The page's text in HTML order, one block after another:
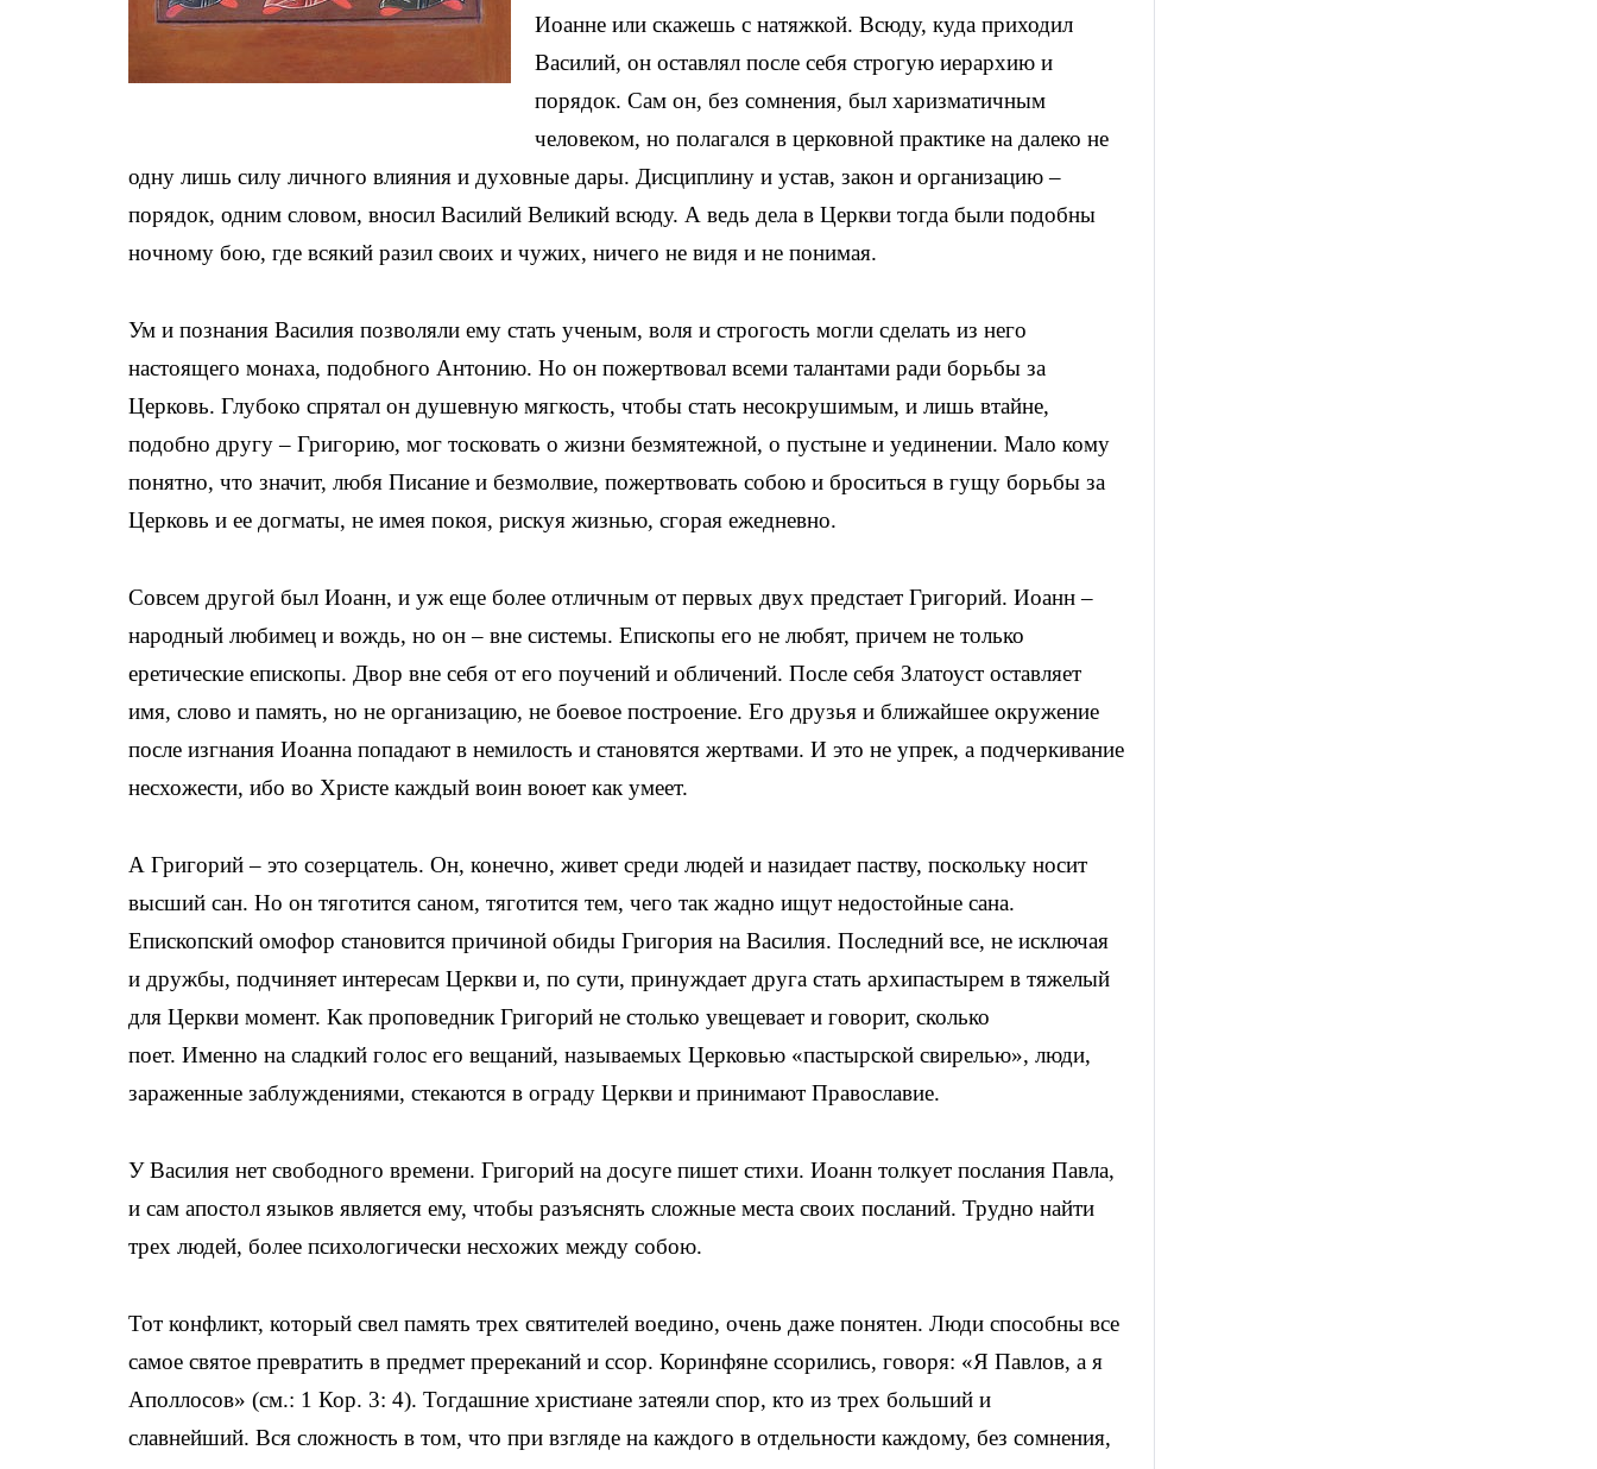
Иоанне или скажешь с натяжкой. Всюду, куда приходил
Василий, он оставлял после себя строгую иерархию и
порядок. Сам он, без сомнения, был харизматичным
человеком, но полагался в церковной практике на далеко не
одну лишь силу личного влияния и духовные дары. Дисциплину и устав, закон и организацию –
порядок, одним словом, вносил Василий Великий всюду. А ведь дела в Церкви тогда были подобны
ночному бою, где всякий разил своих и чужих, ничего не видя и не понимая.
Ум и познания Василия позволяли ему стать ученым, воля и строгость могли сделать из него
настоящего монаха, подобного Антонию. Но он пожертвовал всеми талантами ради борьбы за
Церковь. Глубоко спрятал он душевную мягкость, чтобы стать несокрушимым, и лишь втайне,
подобно другу – Григорию, мог тосковать о жизни безмятежной, о пустыне и уединении. Мало кому
понятно, что значит, любя Писание и безмолвие, пожертвовать собою и броситься в гущу борьбы за
Церковь и ее догматы, не имея покоя, рискуя жизнью, сгорая ежедневно.
Совсем другой был Иоанн, и уж еще более отличным от первых двух предстает Григорий. Иоанн –
народный любимец и вождь, но он – вне системы. Епископы его не любят, причем не только
еретические епископы. Двор вне себя от его поучений и обличений. После себя Златоуст оставляет
имя, слово и память, но не организацию, не боевое построение. Его друзья и ближайшее окружение
после изгнания Иоанна попадают в немилость и становятся жертвами. И это не упрек, а подчеркивание
несхожести, ибо во Христе каждый воин воюет как умеет.
А Григорий – это созерцатель. Он, конечно, живет среди людей и назидает паству, поскольку носит
высший сан. Но он тяготится саном, тяготится тем, чего так жадно ищут недостойные сана.
Епископский омофор становится причиной обиды Григория на Василия. Последний все, не исключая
и дружбы, подчиняет интересам Церкви и, по сути, принуждает друга стать архипастырем в тяжелый
для Церкви момент. Как проповедник Григорий не столько увещевает и говорит, сколько
поет. Именно на сладкий голос его вещаний, называемых Церковью «пастырской свирелью», люди,
зараженные заблуждениями, стекаются в ограду Церкви и принимают Православие.
У Василия нет свободного времени. Григорий на досуге пишет стихи. Иоанн толкует послания Павла,
и сам апостол языков является ему, чтобы разъяснять сложные места своих посланий. Трудно найти
трех людей, более психологически несхожих между собою.
Тот конфликт, который свел память трех святителей воедино, очень даже понятен. Люди способны все
самое святое превратить в предмет пререканий и ссор. Коринфяне ссорились, говоря: «Я Павлов, а я
Аполлосов» (см.: 1 Кор. 3: 4). Тогдашние христиане затеяли спор, кто из трех больший и
славнейший. Вся сложность в том, что при взгляде на каждого в отдельности каждому, без сомнения,